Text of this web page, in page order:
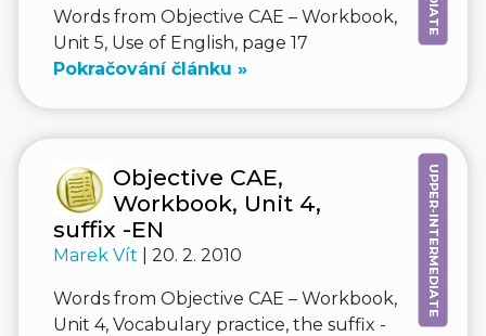
Words from Objective CAE – Workbook,
Unit 5, Use of English, page 17
Pokračování článku »
UPPER-INTERMEDIATE
Objective CAE,
Workbook, Unit 4,
suffix -EN
Marek Vít | 20. 2. 2010
Words from Objective CAE – Workbook,
Unit 4, Vocabulary practice, the suffix -